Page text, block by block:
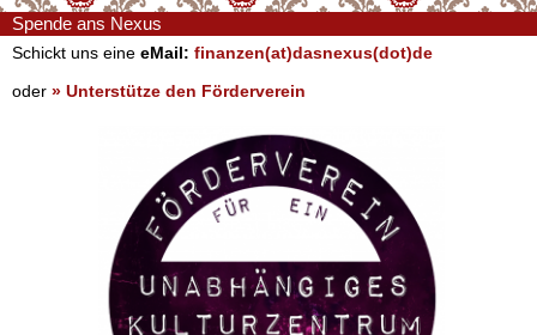
Spende ans Nexus
Schickt uns eine eMail: finanzen(at)dasnexus(dot)de
oder » Unterstütze den Förderverein